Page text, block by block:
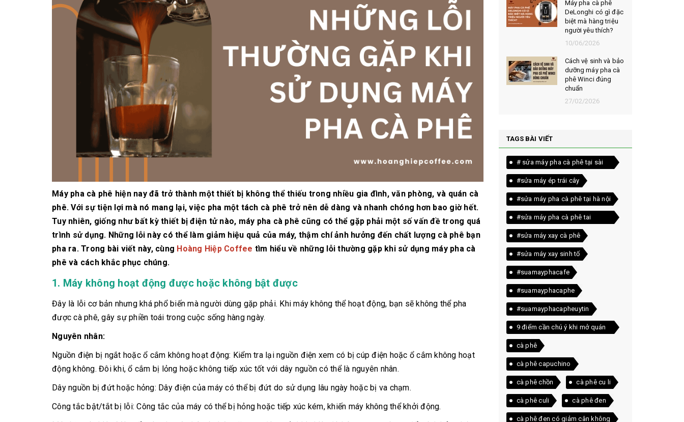
Máy pha cà phê hiện nay đã trở thành một thiết bị không thể thiếu trong nhiều gia đình, văn phòng, và quán cà
phê. Với sự tiện lợi mà nó mang lại, việc pha một tách cà phê trở nên dễ dàng và nhanh chóng hơn bao giờ hết.
Tuy nhiên, giống như bất kỳ thiết bị điện tử nào, máy pha cà phê cũng có thể gặp phải một số vấn đề trong quá
trình sử dụng. Những lỗi này có thể làm giảm hiệu quả của máy, thậm chí ảnh hưởng đến chất lượng cà phê bạn
pha ra. Trong bài viết này, cùng Hoàng Hiệp Coffee tìm hiểu về những lỗi thường gặp khi sử dụng máy pha cà
phê và cách khắc phục chúng.
1. Máy không hoạt động được hoặc không bật được
Đây là lỗi cơ bản nhưng khá phổ biến mà người dùng gặp phải. Khi máy không thể hoạt động, bạn sẽ không thể pha
được cà phê, gây sự phiền toái trong cuộc sống hàng ngày.
Nguyên nhân:
Nguồn điện bị ngắt hoặc ổ cắm không hoạt động: Kiểm tra lại nguồn điện xem có bị cúp điện hoặc ổ cắm không hoạt
động không. Đôi khi, ổ cắm bị lỏng hoặc không tiếp xúc tốt với dây nguồn có thể là nguyên nhân.
Dây nguồn bị đứt hoặc hỏng: Dây điện của máy có thể bị đứt do sử dụng lâu ngày hoặc bị va chạm.
Công tắc bật/tắt bị lỗi: Công tắc của máy có thể bị hỏng hoặc tiếp xúc kém, khiến máy không thể khởi động.
Bí quyết chọn mua
cà phê hạt rang
mộc thơm ngon,
Những tiêu chí đánh
giá một loại bột cà
phê nguyên chất
ngon
10/06/2026
DeLonghi có gì đặc
biệt mà hàng triệu
người yêu thích?
10/06/2026
Cách vệ sinh và bảo
phê Winci đúng
chuẩn
27/02/2026
Bí quyết chọn mua
cà phê hạt rang
mộc thơm ngon,
chuẩn vị
Những tiêu chí đánh
phê nguyên chất
ngon
10/06/2026
Máy pha cà phê
DeLonghi có gì đặc
biệt mà hàng triệu
người yêu thích?
10/06/2026
Cách vệ sinh và bảo
dưỡng máy pha cà
phê Winci đúng
chuẩn
27/02/2026
TAGS BÀI VIẾT
# sửa máy pha cà phê tại sài
gòn
#sửa máy ép trái cây
#sửa máy pha cà phê tại hà nội
#sửa máy pha cà phê tai
quảng trị
#sửa máy xay cà phê
#sửa máy xay sinh tố
#suamayphacafe
#suamayphacaphe
#suamayphacapheuytin
9 điểm cần chú ý khi mở quán
cà phê
cà phê
cà phê capuchino
cà phê chồn cà phê cu li
cà phê culi cà phê đen
cà phê đen có giảm cân không